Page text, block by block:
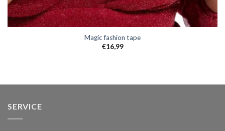
Magic fashion tape
€16,99
SERVICE